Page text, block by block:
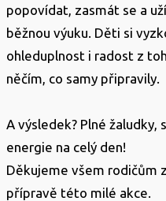
popovídat, zasmát se a
běžnou výuku. Děti si
ohleduplnost i radost z
něčím, co samy připravily.
A výsledek? Plné
energie na celý den!
Děkujeme všem rodičům
přípravě této milé akce.